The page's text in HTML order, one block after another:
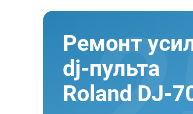
Ремонт
dj-пульта
Roland DJ-